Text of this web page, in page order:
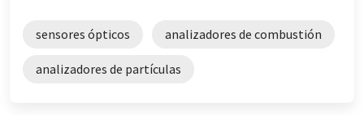
sensores ópticos analizadores de combustión
analizadores de partículas